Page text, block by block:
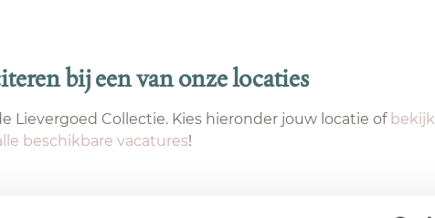
bij een van onze locaties
Lievergoed Collectie. Kies hieronder jouw locatie ofbekijk
beschikbare vacatures!